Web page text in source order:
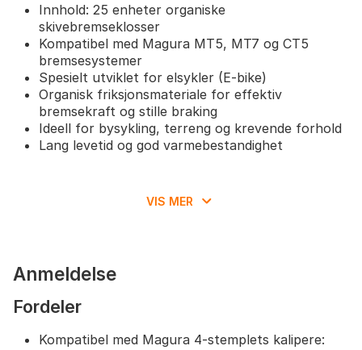
Innhold: 25 enheter organiske
skivebremseklosser
Kompatibel med Magura MT5, MT7 og CT5
bremsesystemer
Spesielt utviklet for elsykler (E-bike)
Organisk friksjonsmateriale for effektiv
bremsekraft og stille braking
Ideell for bysykling, terreng og krevende forhold
Lang levetid og god varmebestandighet
VIS MER
Anmeldelse
Fordeler
Kompatibel med Magura 4-stemplets kalipere: